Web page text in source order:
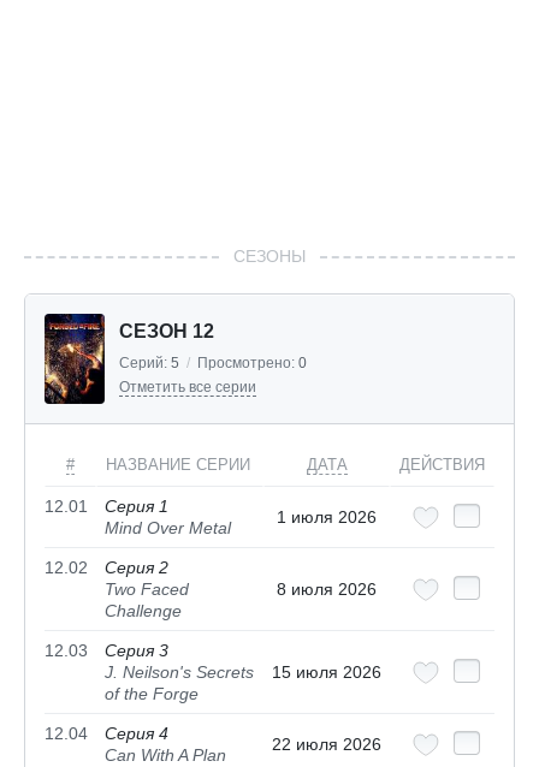
СЕЗОНЫ
СЕЗОН 12
Серий: 5 / Просмотрено: 0
Отметить все серии
# НАЗВАНИЕ СЕРИИ ДАТА ДЕЙСТВИЯ
12.01
Серия 1
Mind Over Metal
1 июля 2026
12.02
Серия 2
Two Faced
Challenge
8 июля 2026
12.03
Серия 3
J. Neilson's Secrets
of the Forge
15 июля 2026
12.04
Серия 4
Can With A Plan
22 июля 2026